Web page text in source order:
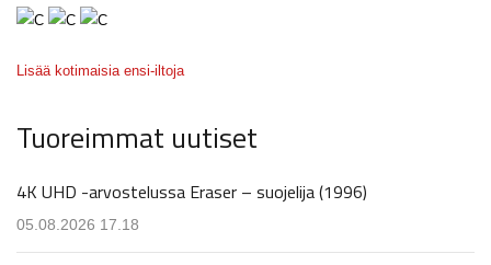
Lisää kotimaisia ensi-iltoja
Tuoreimmat uutiset
4K UHD -arvostelussa Eraser – suojelija (1996)
05.08.2026 17.18